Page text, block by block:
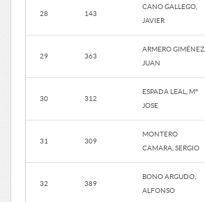
28 143
CANO GALLEGO,
JAVIER
29 363
ARMERO GIMÉNEZ,
JUAN
30 312
ESPADA LEAL, M°
JOSE
31 309
MONTERO
CAMARA, SERGIO
32 389
BONO ARGUDO,
ALFONSO